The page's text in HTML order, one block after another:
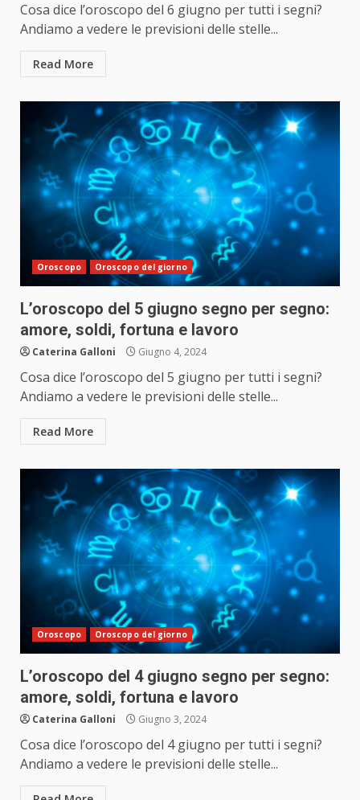
Cosa dice l’oroscopo del 6 giugno per tutti i segni?
Andiamo a vedere le previsioni delle stelle...
Read More
Oroscopo Oroscopo del giorno
L’oroscopo del 5 giugno segno per segno:
amore, soldi, fortuna e lavoro
Caterina Galloni Giugno 4, 2024
Cosa dice l’oroscopo del 5 giugno per tutti i segni?
Andiamo a vedere le previsioni delle stelle...
Read More
Oroscopo Oroscopo del giorno
L’oroscopo del 4 giugno segno per segno:
amore, soldi, fortuna e lavoro
Caterina Galloni Giugno 3, 2024
Cosa dice l’oroscopo del 4 giugno per tutti i segni?
Andiamo a vedere le previsioni delle stelle...